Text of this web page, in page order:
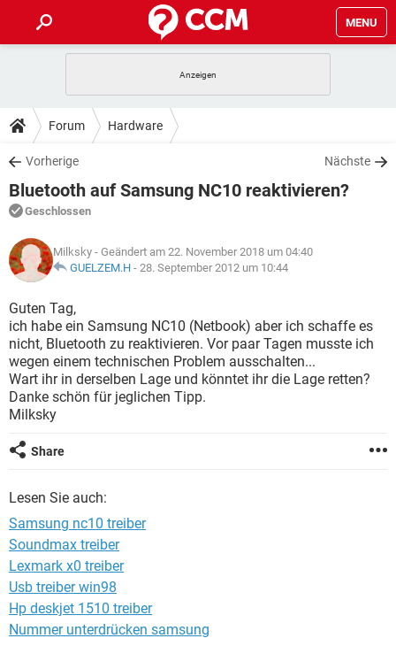
MENU
ANDROID
WINDOWS 10
WHATSAPP TIKTOK
FACEBOOK
TIPPS & TRICKS
SPIELE
WINDOWS 10
WHATSAPP
FACEBOOK HARDWARE
DOWNLOADS
SPIELE STREAMING
ANDROID
WINDOWS 10 INSTAGRAM
WHATSAPP
FACEBOOK
FORUM
SPIELE
ANDROID IOS
WHATSAPP TIKTOK
FACEBOOK HARDWARE
LEXIKON
SPIELE
ANDROID
WINDOWS 10 INSTAGRAM
WHATSAPP TIKTOK
FACEBOOK
Forum Hardware
Vorherige Nächste
Bluetooth auf Samsung NC10 reaktivieren?
Geschlossen
Milksky - Geändert am 22. November 2018 um 04:40
GUELZEM.H - 28. September 2012 um 10:44
Guten Tag,
ich habe ein Samsung NC10 (Netbook) aber ich schaffe es
nicht, Bluetooth zu reaktivieren. Vor paar Tagen musste ich
wegen einem technischen Problem ausschalten...
Wart ihr in derselben Lage und könntet ihr die Lage retten?
Danke schön für jeglichen Tipp.
Milksky
Share
Lesen Sie auch:
Samsung nc10 treiber
Soundmax treiber
Lexmark x0 treiber
Usb treiber win98
Hp deskjet 1510 treiber
Nummer unterdrücken samsung